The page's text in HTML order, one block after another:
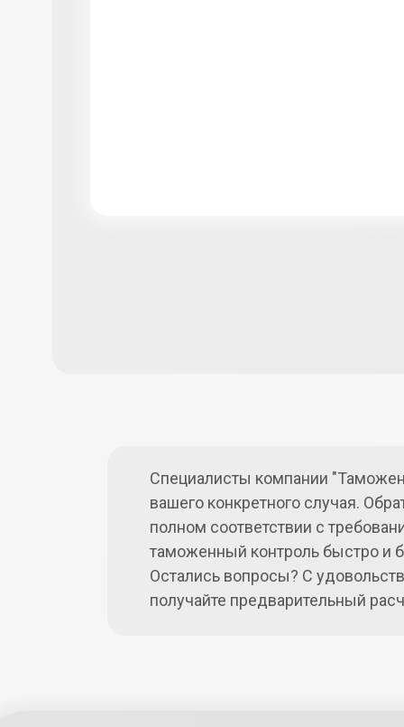
Специалисты компании
вашего конкретного случая.
полном соответствии с
таможенный контроль быстро и
Остались вопросы? С
получайте предварительный